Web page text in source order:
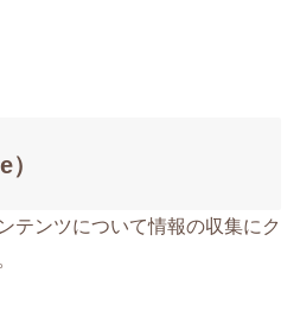
テンツについて情報の収集にク